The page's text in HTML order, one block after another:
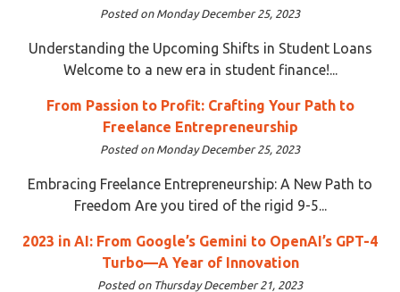
Posted on Monday December 25, 2023
Understanding the Upcoming Shifts in Student Loans
Welcome to a new era in student finance!...
From Passion to Profit: Crafting Your Path to
Freelance Entrepreneurship
Posted on Monday December 25, 2023
Embracing Freelance Entrepreneurship: A New Path to
Freedom Are you tired of the rigid 9-5...
2023 in AI: From Google’s Gemini to OpenAI’s GPT-4
Turbo—A Year of Innovation
Posted on Thursday December 21, 2023